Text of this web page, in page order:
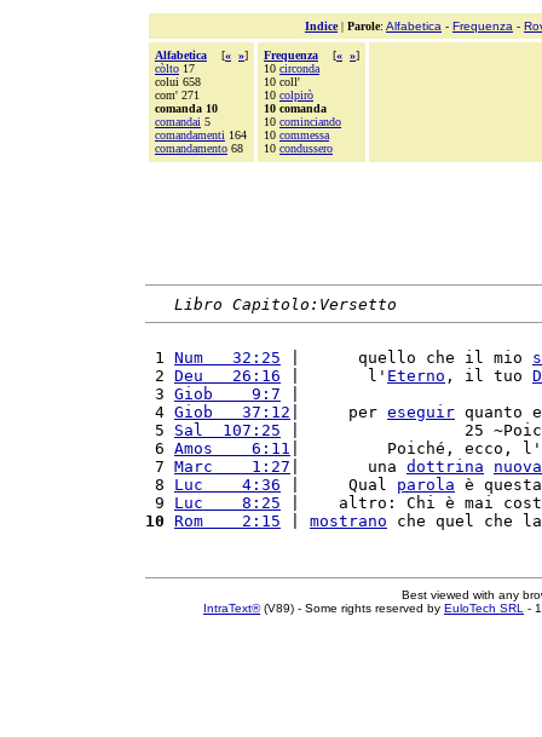
Indice| Parole: Alfabetica - Frequenza -
Alfabetica [« »]
còlto 17
colui 658
com' 271
comanda 10
comandai 5
comandamenti 164
comandamento 68
Frequenza [« »]
10 circonda
10 coll'
10 colpirò
10 comanda
10 cominciando
10 commessa
10 condussero
Libro Capitolo:Versetto
1 Num   32:25 |      quello che il mio
2 Deu   26:16 |       l' Eterno , il tuo
3 Giob    9:7
4 Giob   37:12 |     per eseguir quanto
5 Sal  107:25 |                 25
6 Amos    6:11 |         Poiché, ecco, l'
7 Marc    1:27 |       una dottrina
nuova
8 Luc    4:36 |     Qual parola è
9 Luc    8:25 |    altro: Chi è mai
10 Rom    2:15 mostrano che quel che
Best viewed with any
IntraText®(V89) - Some rights reserved by EuloTech SRL -